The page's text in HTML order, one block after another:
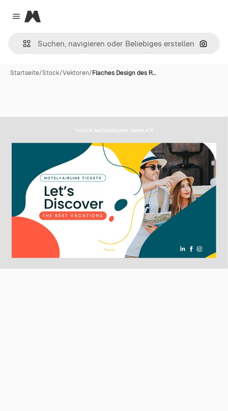
Close menu
Magnific
Nach
Startseite/Stock/Vektoren/Flaches Design des R…